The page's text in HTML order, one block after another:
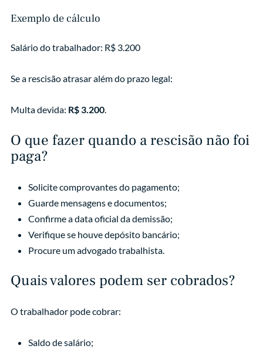
Exemplo de cálculo
Salário do trabalhador: R$ 3.200
Se a rescisão atrasar além do prazo legal:
Multa devida: R$ 3.200.
O que fazer quando a rescisão não foi
paga?
Solicite comprovantes do pagamento;
Guarde mensagens e documentos;
Confirme a data oficial da demissão;
Verifique se houve depósito bancário;
Procure um advogado trabalhista.
Quais valores podem ser cobrados?
O trabalhador pode cobrar:
Saldo de salário;